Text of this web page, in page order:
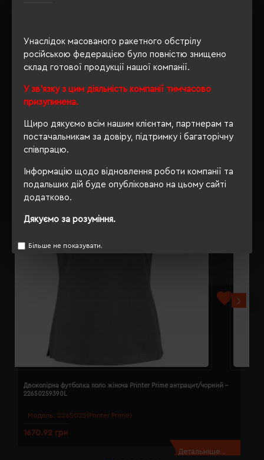
Унаслідок масованого ракетного обстрілу
російською федерацією було повністю знищено
склад готової продукції нашої компанії.
У зв'язку з цим діяльність компанії тимчасово
призупинена.
Щиро дякуємо всім нашим клієнтам, партнерам та
постачальникам за довіру, підтримку і багаторічну
співпрацю.
Інформацію щодо відновлення роботи компанії та
подальших дій буде опубліковано на цьому сайті
додатково.
Дякуємо за розуміння.
Більше не показувати.
ОПИС
ВІДГУКИ
РЕКОМЕНДУЄМО
Модель: 2265025(Printer Prime)
Двоколірна футболка поло жіноча Printer Prime антрацит/чорний -
22650259390L
1670.92 грн
Детальніше...